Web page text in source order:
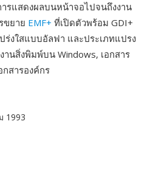
รแสดงผลบนหน้าจอไปจนถึงงาน
ขยาย EMF+ ที่เปิดตัวพร้อม GDI+
ร่งใสแบบอัลฟา และประเภทแปรง
านสิ่งพิมพ์บน Windows, เอกสาร
กสารองค์กร
1993